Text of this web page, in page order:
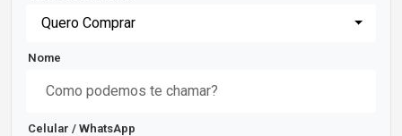
Quero Comprar
Nome
Celular / WhatsApp